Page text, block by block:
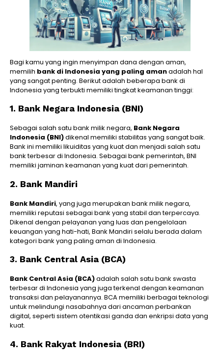
Bagi kamu yang ingin menyimpan dana dengan aman,
memilih bank di Indonesia yang paling amanadalah hal
yang sangat penting. Berikut adalah beberapa bank di
Indonesia yang terbukti memiliki tingkat keamanan tinggi:
1. Bank Negara Indonesia (BNI)
Sebagai salah satu bank milik negara, Bank Negara
Indonesia (BNI)dikenal memiliki stabilitas yang sangat baik.
Bank ini memiliki likuiditas yang kuat dan menjadi salah satu
bank terbesar di Indonesia. Sebagai bank pemerintah, BNI
memiliki jaminan keamanan yang kuat dari pemerintah.
2. Bank Mandiri
Bank Mandiri, yang juga merupakan bank milik negara,
memiliki reputasi sebagai bank yang stabil dan terpercaya.
Dikenal dengan pelayanan yang luas dan pengelolaan
keuangan yang hati-hati, Bank Mandiri selalu berada dalam
kategori bank yang paling aman di Indonesia.
3. Bank Central Asia (BCA)
Bank Central Asia (BCA)adalah salah satu bank swasta
terbesar di Indonesia yang juga terkenal dengan keamanan
transaksi dan pelayanannya. BCA memiliki berbagai teknologi
untuk melindungi nasabahnya dari ancaman perbankan
digital, seperti sistem otentikasi ganda dan enkripsi data yang
kuat.
4. Bank Rakyat Indonesia (BRI)